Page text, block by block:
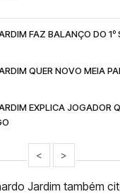
FAZ BALANÇO DO 1º
QUER NOVO MEIA
EXPLICA JOGADOR
< >
Jardim também